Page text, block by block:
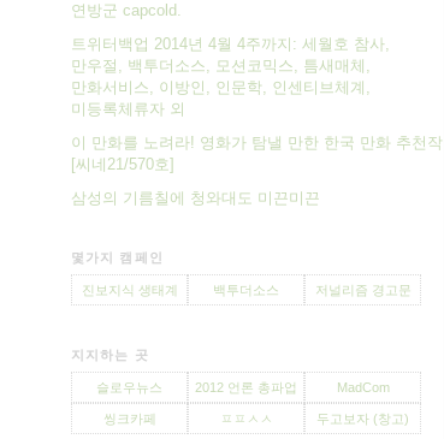
연방군 capcold.
트위터백업 2014년 4월 4주까지: 세월호 참사,
만우절, 백투더소스, 모션코믹스, 틈새매체,
만화서비스, 이방인, 인문학, 인센티브체계,
미등록체류자 외
이 만화를 노려라! 영화가 탐낼 만한 한국 만화 추천작
[씨네21/570호]
삼성의 기름칠에 청와대도 미끈미끈
몇가지 캠페인
진보지식 생태계 백투더소스 저널리즘 경고문
지지하는 곳
슬로우뉴스 2012 언론 총파업 MadCom
씽크카페 ㅍㅍㅅㅅ 두고보자 (창고)